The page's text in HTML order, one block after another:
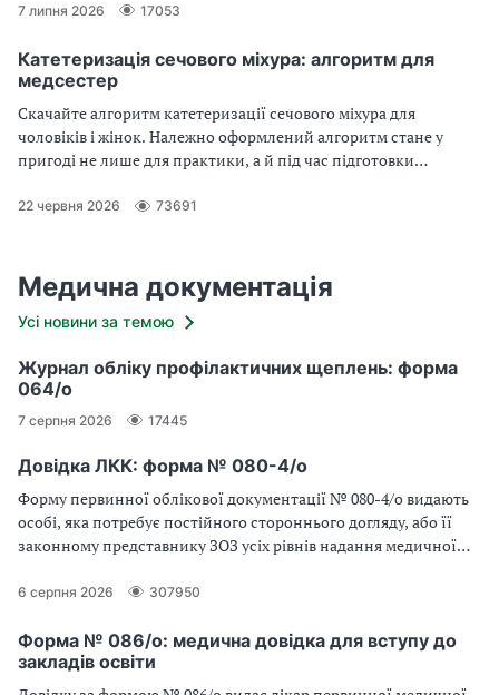
7 липня 2026 17053
Катетеризація сечового міхура: алгоритм для
медсестер
Скачайте алгоритм катетеризації сечового міхура для
чоловіків і жінок. Належно оформлений алгоритм стане у
пригоді не лише для практики, а й під час підготовки
22 червня 2026 73691
Медична документація
Усі новини за темою
Журнал обліку профілактичних щеплень: форма
064/о
7 серпня 2026 17445
Довідка ЛКК: форма № 080-4/о
Форму первинної облікової документації № 080-4/о видають
особі, яка потребує постійного стороннього догляду, або її
законному представнику ЗОЗ усіх рівнів надання медичної
6 серпня 2026 307950
Форма № 086/о: медична довідка для вступу до
закладів освіти